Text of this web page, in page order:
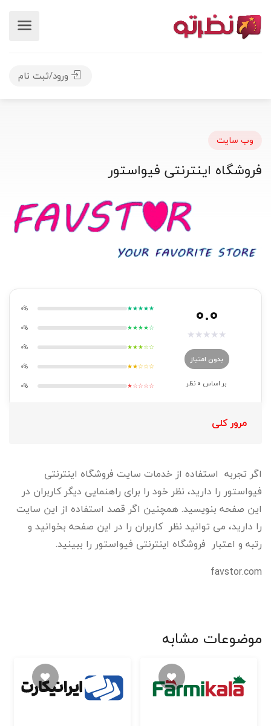
ورود/ثبت نام
وب سایت
فروشگاه اینترنتی فیواستور
0.0
★
★
★
★
★
بدون امتیاز
بر اساس 0 نظر
★★★★★
0%
★★★★☆
0%
★★★☆☆
0%
★★☆☆☆
0%
★☆☆☆☆
0%
مرور کلی
اگر تجربه استفاده از خدمات سایت فروشگاه اینترنتی
فیواستور را دارید، نظر خود را برای راهنمایی دیگر کاربران در
این صفحه بنویسید. همچنین اگر قصد استفاده از این سایت
را دارید، می توانید نظر کاربران را در این صفحه بخوانید و
رتبه و اعتبار فروشگاه اینترنتی فیواستور را ببینید.
favstor.com
موضوعات مشابه